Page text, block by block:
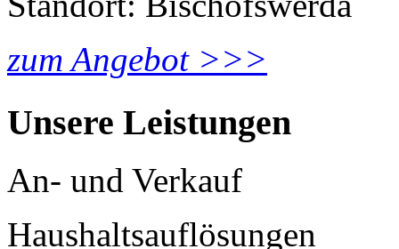
zum Angebot >>>
Unsere Leistungen
An- und Verkauf
Haushaltsauflösungen